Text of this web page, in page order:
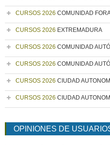
CURSOS 2026 COMUNIDAD
CURSOS 2026 EXTREMADURA
CURSOS 2026 COMUNIDAD
CURSOS 2026 COMUNIDAD
CURSOS 2026 CIUDAD
CURSOS 2026 CIUDAD
OPINIONES DE